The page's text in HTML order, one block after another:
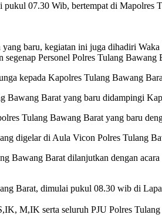
pukul 07.30 Wib, bertempat di Mapolres
baru, kegiatan ini juga dihadiri
Personel Polres Tulang
kepada Kapolres Tulang Bawang
Bawang Barat yang baru didampingi
Tulang Bawang Barat yang baru
digelar di Aula Vicon Polres Tulang
Bawang Barat dilanjutkan dengan
Barat, dimulai pukul 08.30 wib di
M,IK serta seluruh PJU Polres